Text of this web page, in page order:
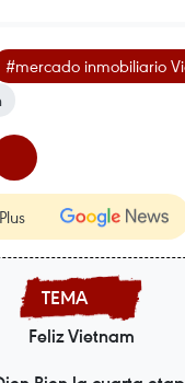
#mercado inmobiliario
Feliz Vietnam